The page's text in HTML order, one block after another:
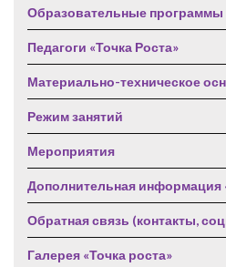
Образовательные программы
Педагоги «Точка Роста»
Материально-техническое
Режим занятий
Мероприятия
Дополнительная информация
Обратная связь (контакты,
Галерея «Точка роста»